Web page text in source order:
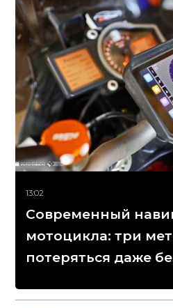
13:02
Современный
мотоцикла: три
потеряться даже